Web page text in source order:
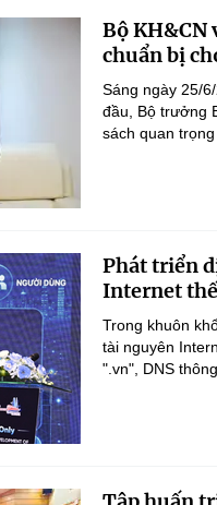
Bộ KH&CN
chuẩn bị
Sáng ngày 25/
đầu, Bộ trưởng
sách quan
Phát triển
Internet
Trong khuôn
tài nguyên
".vn", DNS